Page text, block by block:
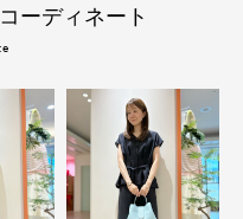
ーディネート